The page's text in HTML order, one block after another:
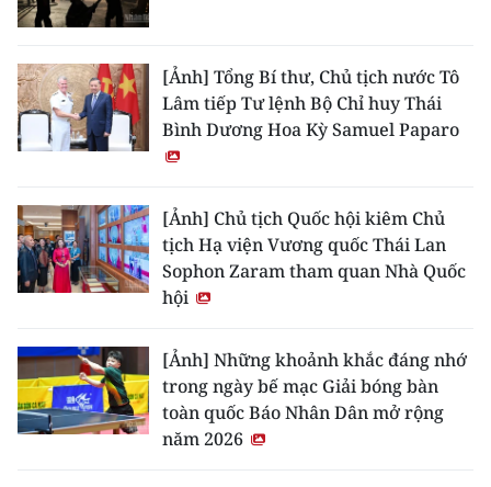
[Ảnh] Tổng Bí thư, Chủ tịch nước Tô
Lâm tiếp Tư lệnh Bộ Chỉ huy Thái
Bình Dương Hoa Kỳ Samuel Paparo
[Ảnh] Chủ tịch Quốc hội kiêm Chủ
tịch Hạ viện Vương quốc Thái Lan
Sophon Zaram tham quan Nhà Quốc
hội
[Ảnh] Những khoảnh khắc đáng nhớ
trong ngày bế mạc Giải bóng bàn
toàn quốc Báo Nhân Dân mở rộng
năm 2026